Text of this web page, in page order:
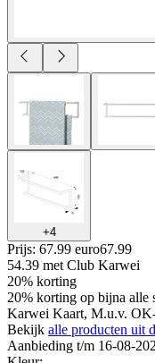
+4
Prijs: 67.99 euro67.99
54.39 met Club Karwei
20% korting
20% korting op bijna alle
Karwei Kaart, M.u.v.
Bekijk alle producten uit
Aanbieding t/m 16-08-